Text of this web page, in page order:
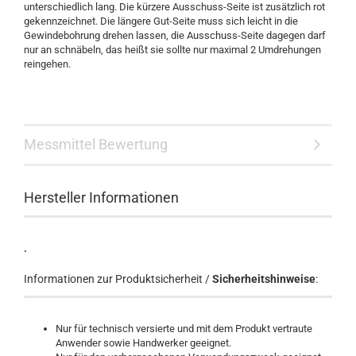
unterschiedlich lang. Die kürzere Ausschuss-Seite ist zusätzlich rot
gekennzeichnet. Die längere Gut-Seite muss sich leicht in die
Gewindebohrung drehen lassen, die Ausschuss-Seite dagegen darf
nur an schnäbeln, das heißt sie sollte nur maximal 2 Umdrehungen
reingehen.
Messmittel Bewertung
Hersteller Informationen
.
Informationen zur Produktsicherheit /Sicherheitshinweise:
Nur für technisch versierte und mit dem Produkt vertraute
Anwender sowie Handwerker geeignet.